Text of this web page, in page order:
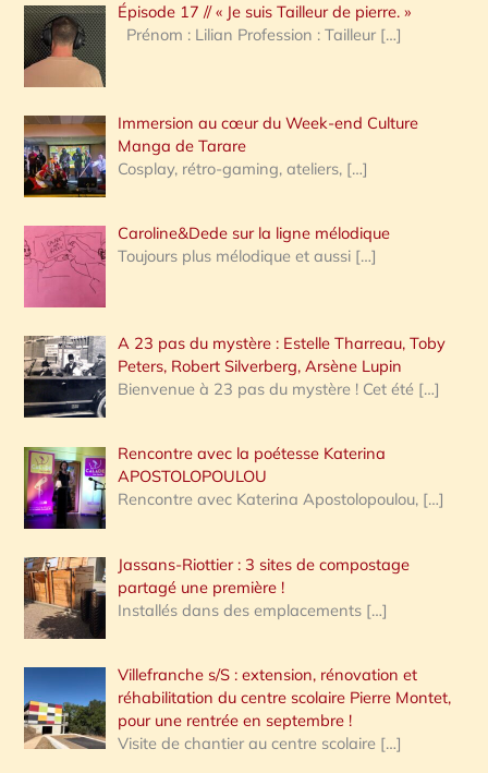
h
e
:
Épisode 17 // « Je suis Tailleur de pierre. »
Prénom : Lilian Profession : Tailleur […]
Immersion au cœur du Week-end Culture
Manga de Tarare
Cosplay, rétro-gaming, ateliers, […]
Caroline&Dede sur la ligne mélodique
Toujours plus mélodique et aussi […]
A 23 pas du mystère : Estelle Tharreau, Toby
Peters, Robert Silverberg, Arsène Lupin
Bienvenue à 23 pas du mystère ! Cet été […]
Rencontre avec la poétesse Katerina
APOSTOLOPOULOU
Rencontre avec Katerina Apostolopoulou, […]
Jassans-Riottier : 3 sites de compostage
partagé une première !
Installés dans des emplacements […]
Villefranche s/S : extension, rénovation et
réhabilitation du centre scolaire Pierre Montet,
pour une rentrée en septembre !
Visite de chantier au centre scolaire […]